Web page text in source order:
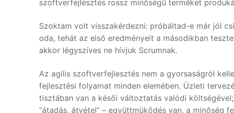
szoftverfejlesztés rossz minőségű terméket
Szoktam volt visszakérdezni: próbáltad-e már jól
oda, tehát az első eredményeit a másodikban
akkor légyszíves ne hívjuk Scrumnak.
Az agilis szoftverfejlesztés nem a gyorsaságról
fejlesztési folyamat minden elemében. Üzleti
tisztában van a késői változtatás valódi
“átadás, átvétel” – együttmükődés van, a minőség